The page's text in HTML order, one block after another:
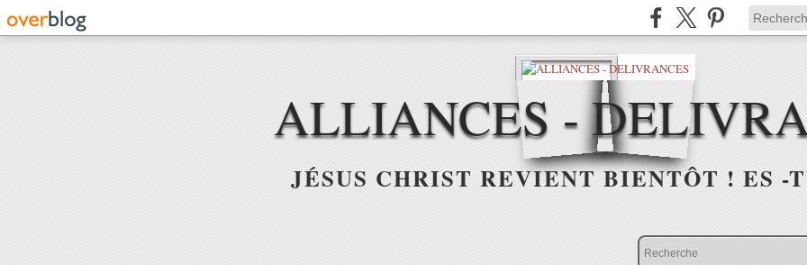
ALLIANCES -
JÉSUS CHRIST REVIENT BIENTÔT ! ES -